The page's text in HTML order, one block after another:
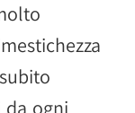
da ogni